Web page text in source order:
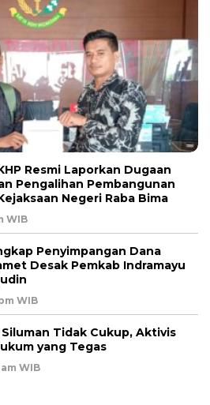
Resmi Laporkan Dugaan
Pengalihan Pembangunan
Negeri Raba Bima
WIB
Penyimpangan Dana
Desak Pemkab Indramayu
WIB
Tidak Cukup, Aktivis
yang Tegas
WIB